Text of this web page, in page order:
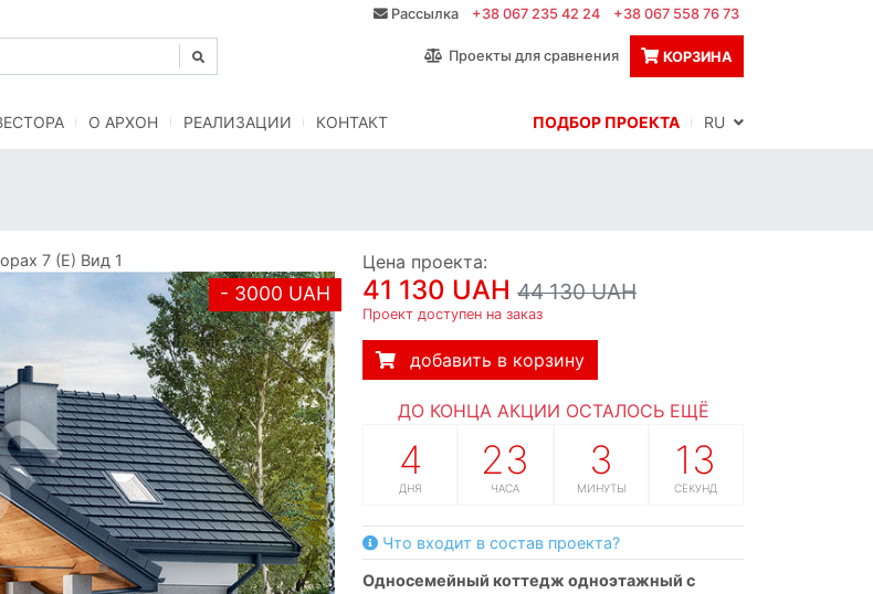
Рассылка +38 067 235 42 24 +38 067 558 76 73
Проекты для сравнения КОРЗИНА
O АРХОН РЕАЛИЗАЦИИ КОНТАКТ ПОДБОР ПРОЕКТА
7 (Е) Вид 1
- 3000 UAH
Цена проекта:
41 130 UAH 44 130 UAH
Проект доступен на заказ
добавить в корзину
ДО КОНЦА АКЦИИ ОСТАЛОСЬ ЕЩЁ
4
ДНЯ
23
ЧАСА
3
МИНУТЫ
11
СЕКУНД
Что входит в состав проекта?
односемейный коттедж одноэтажный с